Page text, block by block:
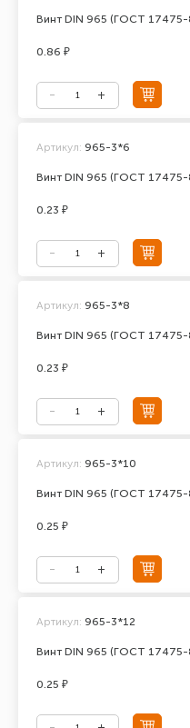
Винт DIN 965 (ГОСТ 17475-
0.86 ₽
Винт DIN 965 (ГОСТ 17475-
Артикул: 965-3*6
0.23 ₽
Винт DIN 965 (ГОСТ 17475-
Артикул: 965-3*8
0.23 ₽
Винт DIN 965 (ГОСТ 17475-
Артикул: 965-3*10
0.25 ₽
Винт DIN 965 (ГОСТ 17475-
Артикул: 965-3*12
0.25 ₽